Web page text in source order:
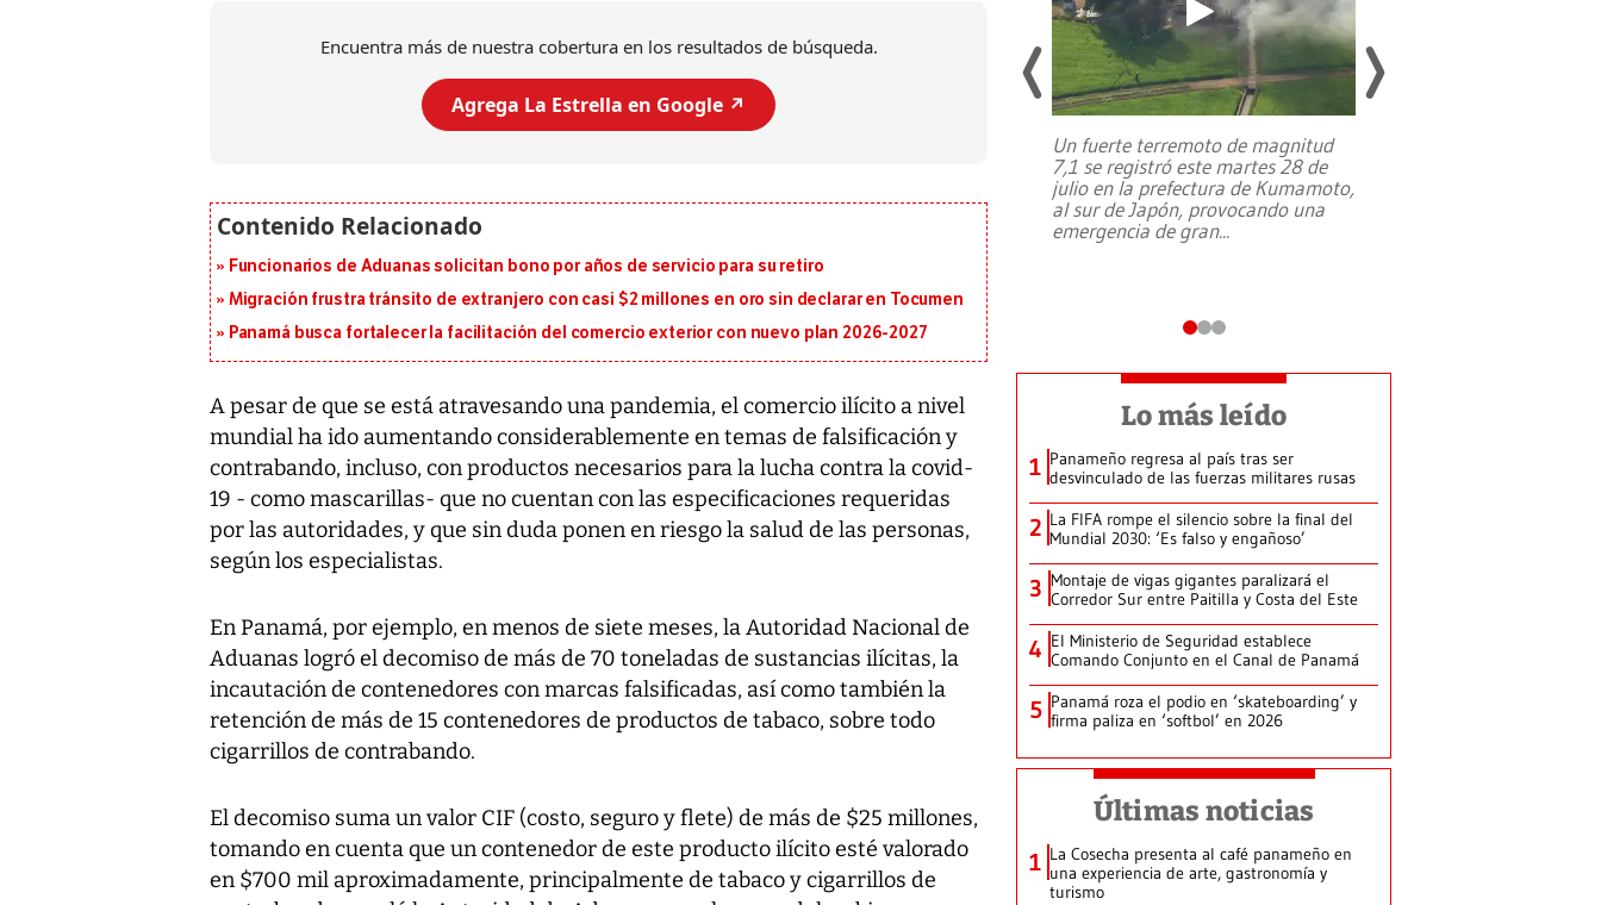
Encuentra más de nuestra cobertura en los resultados de búsqueda.
Agrega La Estrella en Google ↗️
Funcionarios de Aduanas solicitan bono por años de servicio para su retiro
Migración frustra tránsito de extranjero con casi $2 millones en oro sin declarar en Tocumen
Panamá busca fortalecer la facilitación del comercio exterior con nuevo plan 2026-2027
A pesar de que se está atravesando una pandemia, el comercio ilícito a nivel
mundial ha ido aumentando considerablemente en temas de falsificación y
contrabando, incluso, con productos necesarios para la lucha contra la covid-
19 - como mascarillas- que no cuentan con las especificaciones requeridas
por las autoridades, y que sin duda ponen en riesgo la salud de las personas,
según los especialistas.
En Panamá, por ejemplo, en menos de siete meses, la Autoridad Nacional de
Aduanas logró el decomiso de más de 70 toneladas de sustancias ilícitas, la
incautación de contenedores con marcas falsificadas, así como también la
retención de más de 15 contenedores de productos de tabaco, sobre todo
cigarrillos de contrabando.
El decomiso suma un valor CIF (costo, seguro y flete) de más de $25 millones,
tomando en cuenta que un contenedor de este producto ilícito esté valorado
en $700 mil aproximadamente, principalmente de tabaco y cigarrillos de
Un fuerte terremoto de magnitud
7,1 se registró este martes 28 de
julio en la prefectura de Kumamoto,
al sur de Japón, provocando una
emergencia de gran...
Lo más leído
1 Panameño regresa al país tras ser
desvinculado de las fuerzas militares rusas
2 La FIFA rompe el silencio sobre la final del
Mundial 2030: ‘Es falso y engañoso’
3 Montaje de vigas gigantes paralizará el
Corredor Sur entre Paitilla y Costa del Este
4 El Ministerio de Seguridad establece
Comando Conjunto en el Canal de Panamá
5 Panamá roza el podio en ‘skateboarding’ y
firma paliza en ‘softbol’ en 2026
Últimas noticias
1 La Cosecha presenta al café panameño en
una experiencia de arte, gastronomía y
turismo